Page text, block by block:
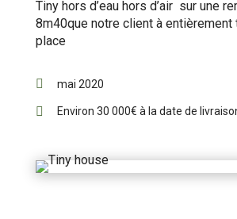
Tiny hors d’eau hors d’air sur une
8m40que notre client à entièrement
place
 mai 2020
 Environ 30 000€ à la date de